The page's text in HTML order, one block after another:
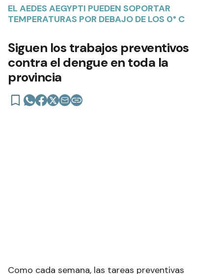
EL AEDES AEGYPTI PUEDEN SOPORTAR
TEMPERATURAS POR DEBAJO DE LOS 0° C
Siguen los trabajos preventivos
contra el dengue en toda la
provincia